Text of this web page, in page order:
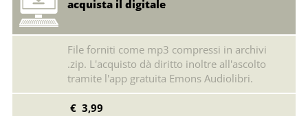
acquista il digitale
File forniti come mp3 compressi in archivi
.zip. L'acquisto dà diritto inoltre all'ascolto
tramite l'app gratuita Emons Audiolibri.
€ 3,99